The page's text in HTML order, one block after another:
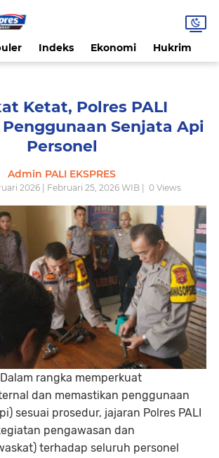
Indeks Ekonomi Hukrim
Ketat, Polres PALI
Senjata Api
Personel
Admin PALI EKSPRES
2026 | Februari 25, 2026 WIB | 0Views
Dalam rangka memperkuat
dan memastikan penggunaan
sesuai prosedur, jajaran Polres PALI
pengawasan dan
terhadap seluruh personel